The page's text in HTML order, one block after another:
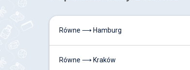
Równe ⟶ Hamburg
Równe ⟶ Kraków